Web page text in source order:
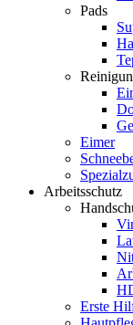
Pads
Eimer
Arbeitsschutz
Erste